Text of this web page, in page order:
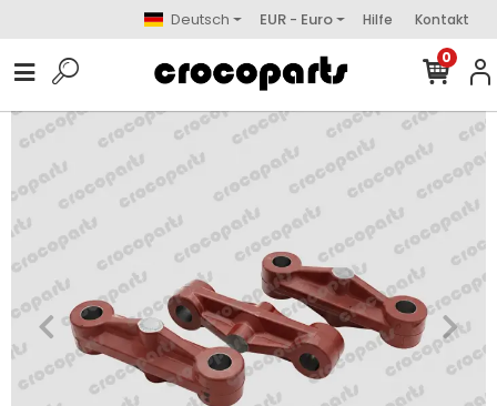
Deutsch EUR - Euro Hilfe Kontakt
0